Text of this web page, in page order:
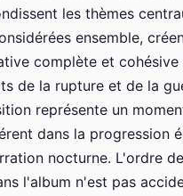
les thèmes
ensemble,
complète et
de la rupture et de la
représente un
dans la progression
nocturne. L'ordre
l'album n'est pas